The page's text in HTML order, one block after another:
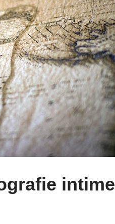
intime